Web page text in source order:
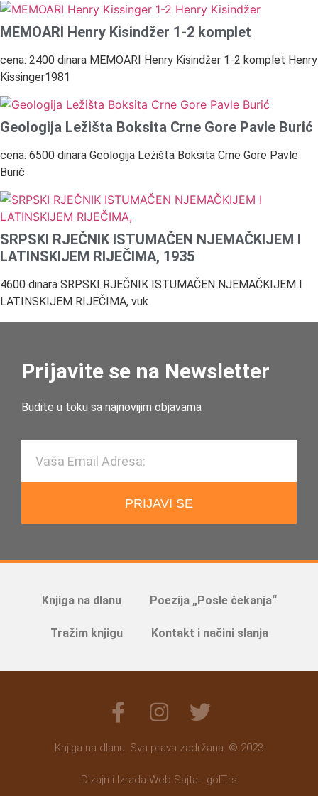
MEMOARI Henry Kisindžer 1-2 komplet
cena: 2400 dinara MEMOARI Henry Kisindžer 1-2 komplet Henry
Kissinger1981
Geologija Ležišta Boksita Crne Gore Pavle Burić
cena: 6500 dinara Geologija Ležišta Boksita Crne Gore Pavle
Burić
SRPSKI RJEČNIK ISTUMAČEN NJEMAČKIJEM I
LATINSKIJEM RIJEČIMA, 1935
4600 dinara SRPSKI RJEČNIK ISTUMAČEN NJEMAČKIJEM I
LATINSKIJEM RIJEČIMA, vuk
Prijavite se na Newsletter
Budite u toku sa najnovijim objavama
PRIJAVI SE
Knjiga na dlanu Poezija „Posle čekanja“
Tražim knjigu Kontakt i načini slanja
Knjiga na dlanu. Sva prava zadržana. © 2023
Dizajn i Izrada Web Sajta - goIT.rs